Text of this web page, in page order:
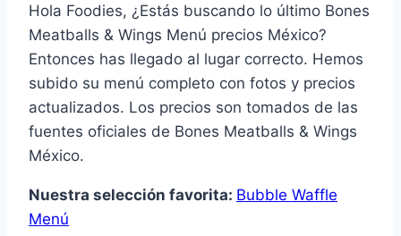
Hola Foodies, ¿Estás buscando lo último Bones
Meatballs & Wings Menú precios México?
Entonces has llegado al lugar correcto. Hemos
subido su menú completo con fotos y precios
actualizados. Los precios son tomados de las
fuentes oficiales de Bones Meatballs & Wings
México.
Nuestra selección favorita: Bubble Waffle
Menú